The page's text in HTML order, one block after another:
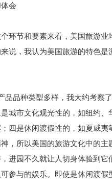
会
环节和要素来看，美国旅游
说，我认为美国旅游的特色
品品种类型多样，我大约考察
城市文化观光性的，如纽约
四是休闲渡假性的，如夏威
，所以美国的旅游文化中的
进园不久就让人切身体验到
参与的娱乐。即使是休闲渡